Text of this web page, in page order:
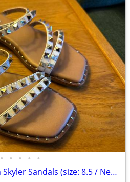
• • • • •
Women’s Steve Madden Skyler Sandals (size: 8.5 / New!!)